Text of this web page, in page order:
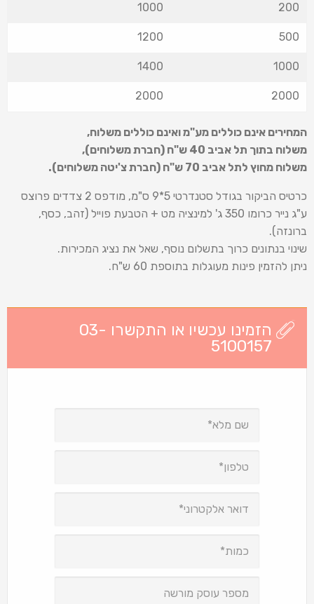
200
1000
500
1200
1000
1400
2000
2000
המחירים אינם כוללים מע"מ ואינם כוללים משלוח,
משלוח בתוך תל אביב 40 ש
"ח (חברת משלוחים),
משלוח מחוץ לתל אביב 70 ש
"ח (חברת צ'יטה משלוחים).
כרטיס הביקור בגודל סטנדרטי 5*9 ס"מ, מודפס 2 צדדים פרוצס
ע"ג נייר כרומו 350 ג' למינציה מט + הטבעת פוייל (זהב, כסף,
ברונזה).
שינוי בנתונים כרוך בתשלום נוסף, שאל את נציג המכירות.
ניתן להזמין פינות מעוגלות בתוספת 60 ש"ח.
הזמינו עכשיו או התקשרו 03-
5100157